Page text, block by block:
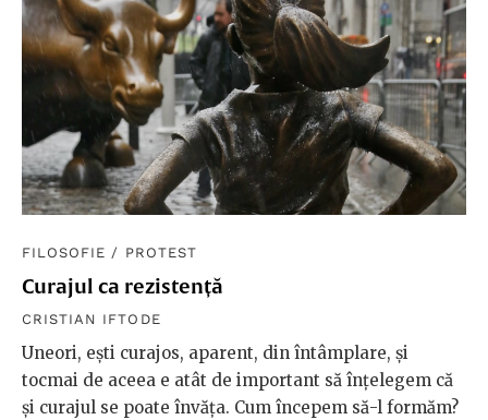
FILOSOFIE / PROTEST
Curajul ca rezistență
CRISTIAN IFTODE
Uneori, eşti curajos, aparent, din întâmplare, și
tocmai de aceea e atât de important să înţelegem că
şi curajul se poate învăţa. Cum începem să-l formăm?